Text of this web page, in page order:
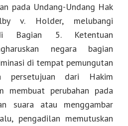
pada Undang-Undang Hak
v. Holder, melubangi
Bagian 5. Ketentuan
negara bagian
di tempat pemungutan
persetujuan dari Hakim
membuat perubahan pada
suara atau menggambar
pengadilan memutuskan